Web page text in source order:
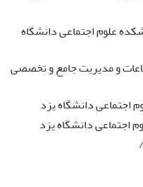
علوم اجتماعی دانشگاه
و مدیریت جامع و تخصصی
اجتماعی دانشگاه یزد
اجتماعی دانشگاه یزد